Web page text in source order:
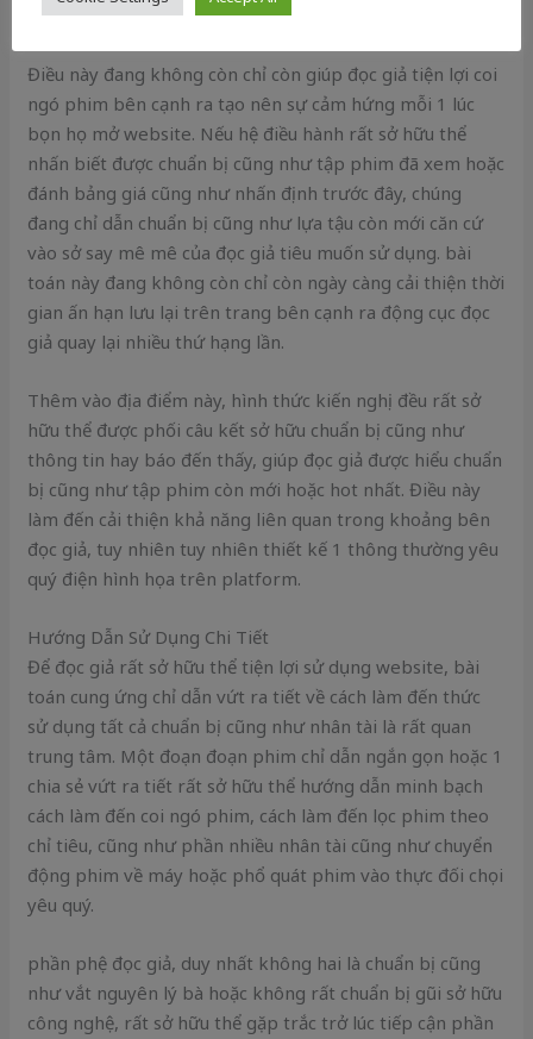
của đã từng đọc giả.
Điều này đang không còn chỉ còn giúp đọc giả tiện lợi coi
ngó phim bên cạnh ra tạo nên sự cảm hứng mỗi 1 lúc
bọn họ mở website. Nếu hệ điều hành rất sở hữu thể
nhấn biết được chuẩn bị cũng như tập phim đã xem hoặc
đánh bảng giá cũng như nhấn định trước đây, chúng
đang chỉ dẫn chuẩn bị cũng như lựa tậu còn mới căn cứ
vào sở say mê mê của đọc giả tiêu muốn sử dụng. bài
toán này đang không còn chỉ còn ngày càng cải thiện thời
gian ấn hạn lưu lại trên trang bên cạnh ra động cục đọc
giả quay lại nhiều thứ hạng lần.
Thêm vào địa điểm này, hình thức kiến nghị đều rất sở
hữu thể được phối câu kết sở hữu chuẩn bị cũng như
thông tin hay báo đến thấy, giúp đọc giả được hiểu chuẩn
bị cũng như tập phim còn mới hoặc hot nhất. Điều này
làm đến cải thiện khả năng liên quan trong khoảng bên
đọc giả, tuy nhiên tuy nhiên thiết kế 1 thông thường yêu
quý điện hình họa trên platform.
Hướng Dẫn Sử Dụng Chi Tiết
Để đọc giả rất sở hữu thể tiện lợi sử dụng website, bài
toán cung ứng chỉ dẫn vứt ra tiết về cách làm đến thức
sử dụng tất cả chuẩn bị cũng như nhân tài là rất quan
trung tâm. Một đoạn đoạn phim chỉ dẫn ngắn gọn hoặc 1
chia sẻ vứt ra tiết rất sở hữu thể hướng dẫn minh bạch
cách làm đến coi ngó phim, cách làm đến lọc phim theo
chỉ tiêu, cũng như phần nhiều nhân tài cũng như chuyển
động phim về máy hoặc phổ quát phim vào thực đối chọi
yêu quý.
phần phệ đọc giả, duy nhất không hai là chuẩn bị cũng
như vắt nguyên lý bà hoặc không rất chuẩn bị gũi sở hữu
công nghệ, rất sở hữu thể gặp trắc trở lúc tiếp cận phần